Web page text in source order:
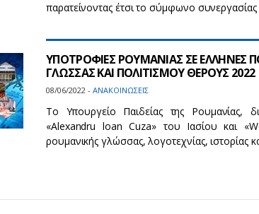
παρατείνοντας έτσι το σύμφωνο
ΥΠΟΤΡΟΦΙΕΣ ΡΟΥΜΑΝΙΑΣ ΣΕ EΛΛΗΝΕΣ
ΓΛΩΣΣΑΣ ΚΑΙ ΠΟΛΙΤΙΣΜΟΥ ΘΕΡΟΥΣ 2022
08/06/2022 - ΑΝΑΚΟΙΝΩΣΕΙΣ
Το Υπουργείο Παιδείας της Ρουμανίας,
«Alexandru loan Cuza» του Ιασίου και
ρουμανικής γλώσσας, λογοτεχνίας, ιστορίας